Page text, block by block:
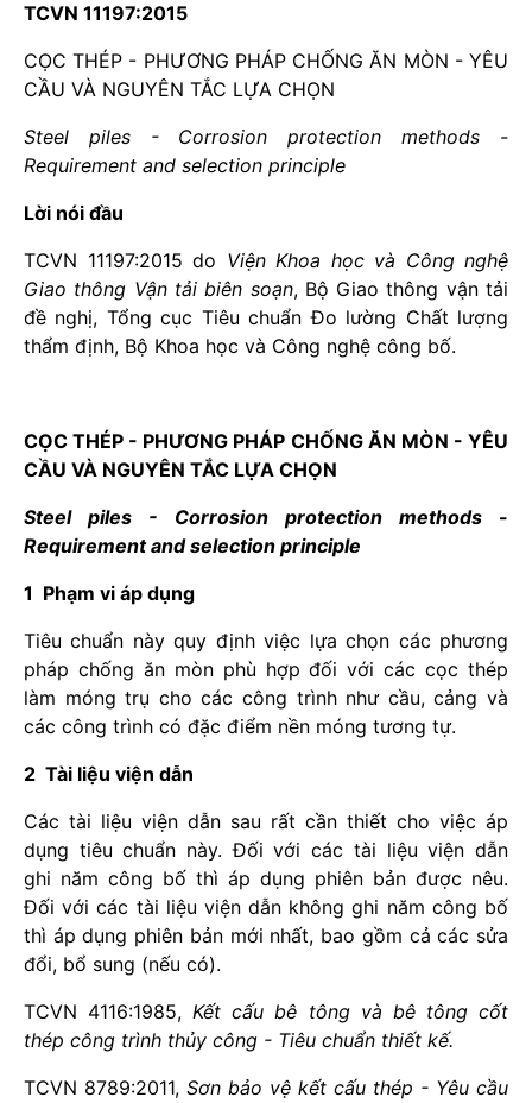
TCVN 11197:2015
CỌC THÉP - PHƯƠNG PHÁP CHỐNG ĂN MÒN - YÊU
CẦU VÀ NGUYÊN TẮC LỰA CHỌN
Steel piles - Corrosion protection methods -
Requirement and selection principle
Lời nói đầu
TCVN 11197:2015 do Viện Khoa học và Công nghệ
Giao thông Vận tải biên soạn, Bộ Giao thông vận tải
đề nghị, Tổng cục Tiêu chuẩn Đo lường Chất lượng
thẩm định, Bộ Khoa học và Công nghệ công bố.
CỌC THÉP - PHƯƠNG PHÁP CHỐNG ĂN MÒN - YÊU
CẦU VÀ NGUYÊN TẮC LỰA CHỌN
Steel piles - Corrosion protection methods -
Requirement and selection principle
1 Phạm vi áp dụng
Tiêu chuẩn này quy định việc lựa chọn các phương
pháp chống ăn mòn phù hợp đối với các cọc thép
làm móng trụ cho các công trình như cầu, cảng và
các công trình có đặc điểm nền móng tương tự.
2 Tài liệu viện dẫn
Các tài liệu viện dẫn sau rất cần thiết cho việc áp
dụng tiêu chuẩn này. Đối với các tài liệu viện dẫn
ghi năm công bố thì áp dụng phiên bản được nêu.
Đối với các tài liệu viện dẫn không ghi năm công bố
thì áp dụng phiên bản mới nhất, bao gồm cả các sửa
đổi, bổ sung (nếu có).
TCVN 4116:1985,Kết cấu bê tông và bê tông cốt
thép công trình thủy công - Tiêu chuẩn thiết kế.
TCVN 8789:2011, Sơn bảo vệ kết cấu thép - Yêu cầu